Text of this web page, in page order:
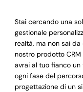
Stai cercando una
gestionale
realtà, ma non sai
nostro prodotto
avrai al tuo fianco
ogni fase del
progettazione di un